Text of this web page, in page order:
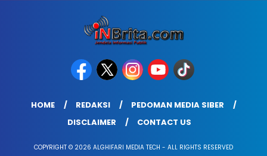
HOME REDAKSI
PEDOMAN MEDIA SIBER
DISCLAIMER
CONTACT US
COPYRIGHT © 2026 ALGHIFARI MEDIA TECH - ALL RIGHTS RESERVED